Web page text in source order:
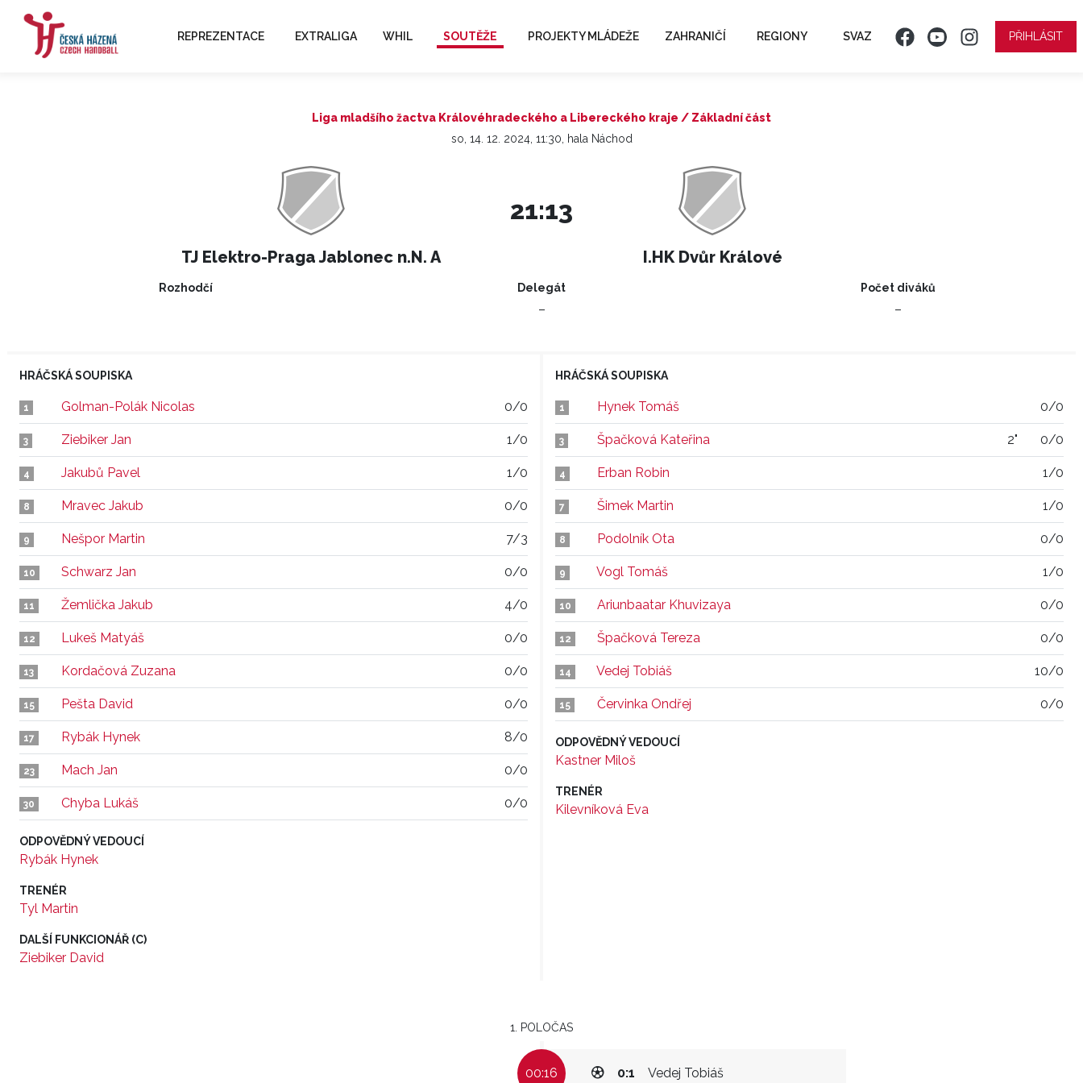
REPREZENTACE EXTRALIGA WHIL SOUTĚŽE PROJEKTY MLÁDEŽE ZAHRANIČÍ REGIONY SVAZ PŘIHLÁSIT
Liga mladšího žactva Královéhradeckého a Libereckého kraje / Základní část
so, 14. 12. 2024, 11:30, hala Náchod
TJ Elektro-Praga Jablonec n.N. A
21:13
I.HK Dvůr Králové
Rozhodčí Delegát
–
Počet diváků
–
HRÁČSKÁ SOUPISKA
1 Golman-Polák Nicolas 0/0
3 Ziebiker Jan 1/0
4 Jakubů Pavel 1/0
8 Mravec Jakub 0/0
9 Nešpor Martin 7/3
10 Schwarz Jan 0/0
11 Žemlička Jakub 4/0
12 Lukeš Matyáš 0/0
13 Kordačová Zuzana 0/0
15 Pešta David 0/0
17 Rybák Hynek 8/0
23 Mach Jan 0/0
30 Chyba Lukáš 0/0
ODPOVĚDNÝ VEDOUCÍ
Rybák Hynek
TRENÉR
Tyl Martin
DALŠÍ FUNKCIONÁŘ (C)
Ziebiker David
HRÁČSKÁ SOUPISKA
1 Hynek Tomáš 0/0
3 Špačková Kateřina 2" 0/0
4 Erban Robin 1/0
7 Šimek Martin 1/0
8 Podolník Ota 0/0
9 Vogl Tomáš 1/0
10 Ariunbaatar Khuvizaya 0/0
12 Špačková Tereza 0/0
14 Vedej Tobiáš 10/0
15 Červinka Ondřej 0/0
ODPOVĚDNÝ VEDOUCÍ
Kastner Miloš
TRENÉR
Kilevníková Eva
1. POLOČAS
00:16 Vedej Tobiáš
0:1